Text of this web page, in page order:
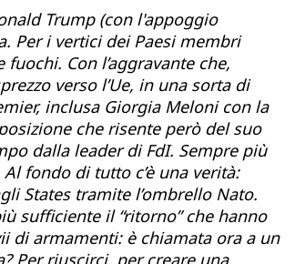
Trump (con l'appoggio
Per i vertici dei Paesi membri
Con l’aggravante che,
verso l’Ue, in una sorta di
inclusa Giorgia Meloni con la
che risente però del suo
dalla leader di FdI. Sempre più
fondo di tutto c’è una verità:
States tramite l’ombrello Nato.
sufficiente il “ritorno” che hanno
di armamenti: è chiamata ora a un
Per riuscirci, per creare una